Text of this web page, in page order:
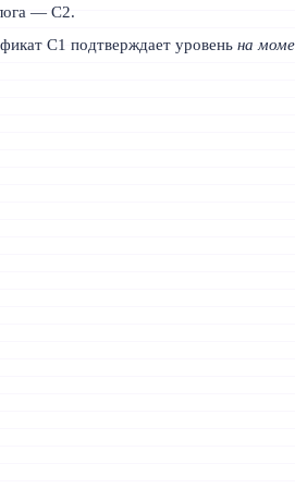
— C2.
C1 подтверждает уровеньна
барьер?